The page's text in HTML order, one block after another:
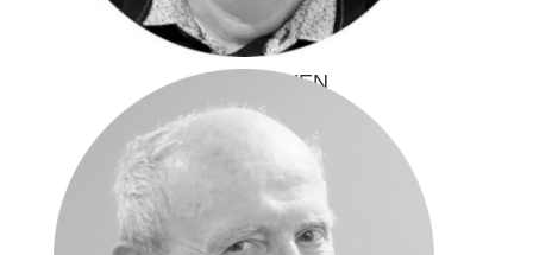
Léon PAYEN
Trésorier / Formation
06 33 32 31 26
hautsdefrance-tresorerie@ffvelo.fr
hautsdefrance-formation@ffvelo.fr